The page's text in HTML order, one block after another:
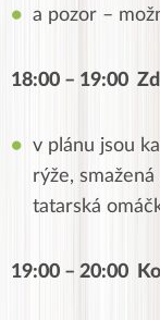
a pozor –
18:00 – 19:00
v plánu jsou
rýže,
tatarská
19:00 – 20:00